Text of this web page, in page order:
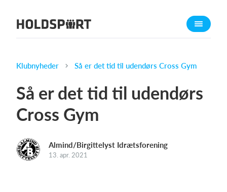
Om Holdsport
Presseomtale
Funktioner
Kontingentopkrævning
Klubnyheder Så er det tid til udendørs Cross Gym
Så er det tid til udendørs
Cross Gym
Almind/Birgittelyst Idrætsforening
13. apr. 2021